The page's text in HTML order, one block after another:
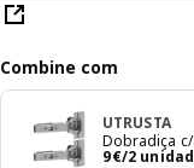
Combine com
UTRUSTA
Dobradiça
9€/2
Preço 9€/2